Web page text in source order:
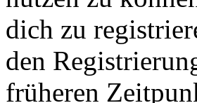
dich zu
den
früheren